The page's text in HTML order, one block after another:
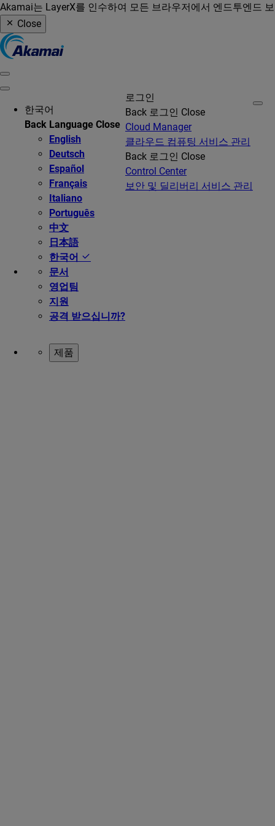
Akamai는 LayerX를 인수하여 모든 브라우저에서 엔드투엔드
Close
한국어
Back Language Close
English
Deutsch
Español
Français
Italiano
Português
中文
日本語
한국어
문서
영업팀
지원
공격 받으십니까?
로그인
Back 로그인 Close
Cloud Manager
클라우드 컴퓨팅 서비스 관리
Back 로그인 Close
Control Center
보안 및 딜리버리 서비스 관리
제품